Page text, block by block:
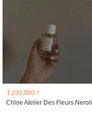
1,230,000 ₫
Chloe Atelier Des Fleurs Neroli